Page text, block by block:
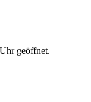
geöffnet.